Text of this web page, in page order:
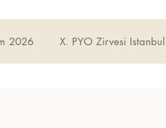
2026 X. PYO Zirvesi Istanbul